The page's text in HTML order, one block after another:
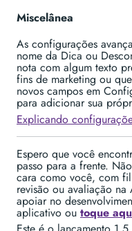
Miscelânea
As configurações
nome da Dica ou
nota com algum texto
fins de marketing ou
novos campos em
para adicionar sua
Explicando
Espero que você
passo para a frente.
cara como você, com
revisão ou avaliação
apoiar no
aplicativo ou toque